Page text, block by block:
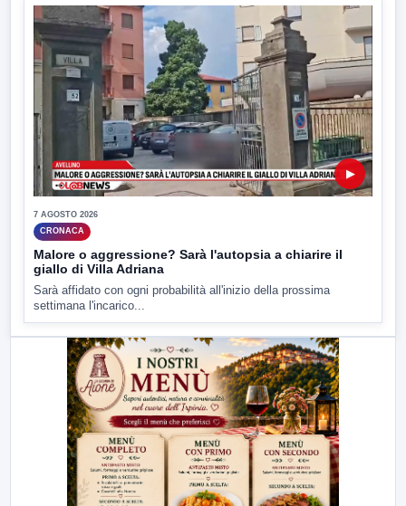
▶
7 AGOSTO 2026
CRONACA
Malore o aggressione? Sarà l'autopsia a chiarire il
giallo di Villa Adriana
Sarà affidato con ogni probabilità all'inizio della prossima
settimana l'incarico...